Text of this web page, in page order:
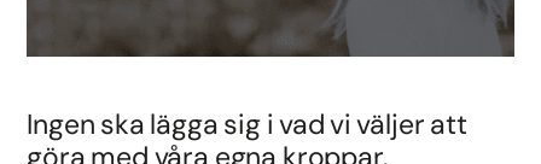
Ingen ska lägga sig i vad vi väljer att